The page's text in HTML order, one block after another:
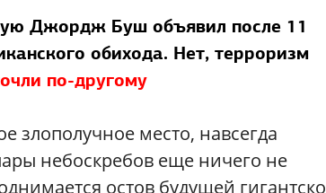
Джордж Буш объявил после 11
обихода. Нет, терроризм
по-другому
злополучное место, навсегда
небоскребов еще ничего не
остов будущей